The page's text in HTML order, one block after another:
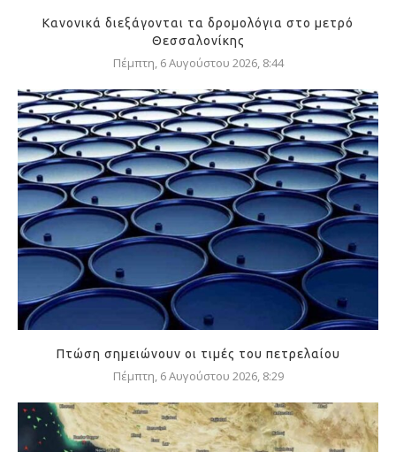
Κανονικά διεξάγονται τα δρομολόγια στο μετρό
Θεσσαλονίκης
Πέμπτη, 6 Αυγούστου 2026, 8:44
Πτώση σημειώνουν οι τιμές του πετρελαίου
Πέμπτη, 6 Αυγούστου 2026, 8:29